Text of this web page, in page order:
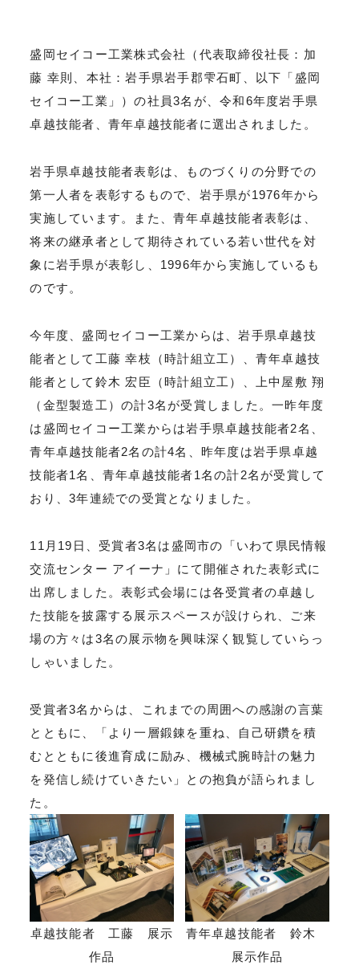
盛岡セイコー工業株式会社（代表取締役社長：加
藤 幸則、本社：岩手県岩手郡雫石町、以下「盛岡
セイコー工業」）の社員3名が、令和6年度岩手県
卓越技能者、青年卓越技能者に選出されました。
岩手県卓越技能者表彰は、ものづくりの分野での
第一人者を表彰するもので、岩手県が1976年から
実施しています。また、青年卓越技能者表彰は、
将来の継承者として期待されている若い世代を対
象に岩手県が表彰し、1996年から実施しているも
のです。
今年度、盛岡セイコー工業からは、岩手県卓越技
能者として工藤 幸枝（時計組立工）、青年卓越技
能者として鈴木 宏臣（時計組立工）、上中屋敷 翔
（金型製造工）の計3名が受賞しました。一昨年度
は盛岡セイコー工業からは岩手県卓越技能者2名、
青年卓越技能者2名の計4名、昨年度は岩手県卓越
技能者1名、青年卓越技能者1名の計2名が受賞して
おり、3年連続での受賞となりました。
11月19日、受賞者3名は盛岡市の「いわて県民情報
交流センター アイーナ」にて開催された表彰式に
出席しました。表彰式会場には各受賞者の卓越し
た技能を披露する展示スペースが設けられ、ご来
場の方々は3名の展示物を興味深く観覧していらっ
しゃいました。
受賞者3名からは、これまでの周囲への感謝の言葉
とともに、「より一層鍛錬を重ね、自己研鑽を積
むとともに後進育成に励み、機械式腕時計の魅力
を発信し続けていきたい」との抱負が語られまし
た。
卓越技能者 工藤 展示
作品
青年卓越技能者 鈴木
展示作品